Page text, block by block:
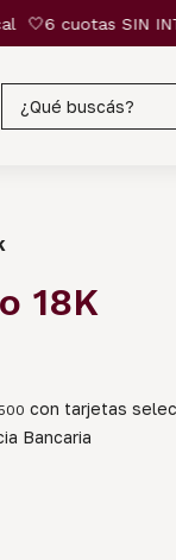
cuotas SIN
18K
con tarjetas
Bancaria